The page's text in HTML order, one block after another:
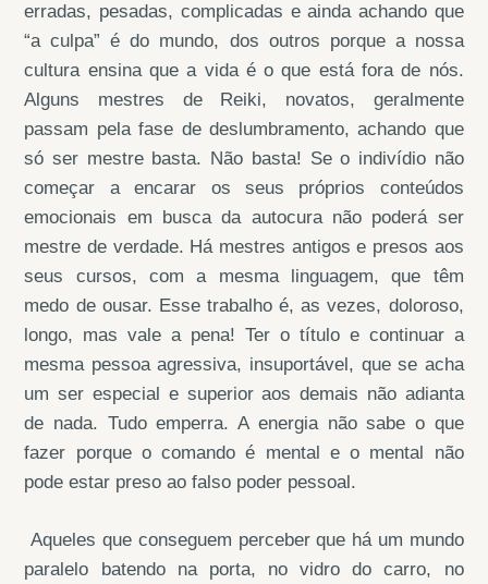
erradas, pesadas, complicadas e ainda achando que
“a culpa” é do mundo, dos outros porque a nossa
cultura ensina que a vida é o que está fora de nós.
Alguns mestres de Reiki, novatos, geralmente
passam pela fase de deslumbramento, achando que
só ser mestre basta. Não basta! Se o indivídio não
começar a encarar os seus próprios conteúdos
emocionais em busca da autocura não poderá ser
mestre de verdade. Há mestres antigos e presos aos
seus cursos, com a mesma linguagem, que têm
medo de ousar. Esse trabalho é, as vezes, doloroso,
longo, mas vale a pena! Ter o título e continuar a
mesma pessoa agressiva, insuportável, que se acha
um ser especial e superior aos demais não adianta
de nada. Tudo emperra. A energia não sabe o que
fazer porque o comando é mental e o mental não
pode estar preso ao falso poder pessoal.
Aqueles que conseguem perceber que há um mundo
paralelo batendo na porta, no vidro do carro, no